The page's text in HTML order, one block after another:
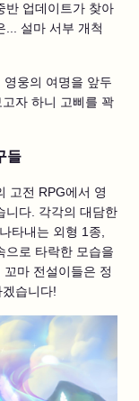
반 업데이트가 찾아
... 설마 서부 개척
웅의 여명을 앞두
자 하니 고삐를 꽉
들
고전 RPG에서 영
니다. 각각의 대담한
타내는 외형 1종,
으로 타락한 모습을
마 전설이들은 정
습니다!